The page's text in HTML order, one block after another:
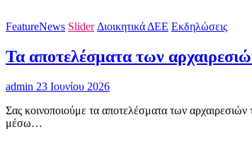
FeatureNews Slider Διοικητικά ΔΕΕ Εκδηλώσεις
Τα αποτελέσματα των
admin 23 Ιουνίου 2026
Σας κοινοποιούμε τα αποτελέσματα των
μέσω…